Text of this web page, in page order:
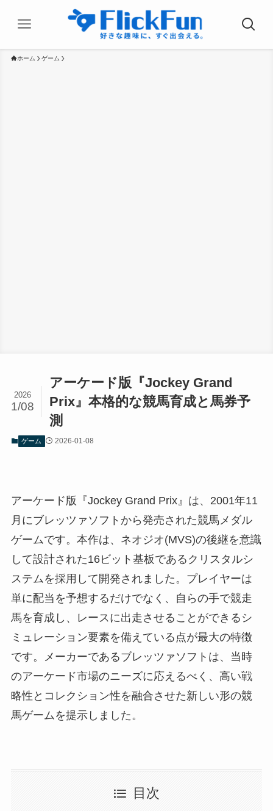
ホーム ゲーム
アーケード版『Jockey Grand
Prix』本格的な競馬育成と馬券予
測
2026
1/08
ゲーム 2026-01-08
アーケード版『Jockey Grand Prix』は、2001年11
月にブレッツァソフトから発売された競馬メダル
ゲームです。本作は、ネオジオ(MVS)の後継を意識
して設計された16ビット基板であるクリスタルシ
ステムを採用して開発されました。プレイヤーは
単に配当を予想するだけでなく、自らの手で競走
馬を育成し、レースに出走させることができるシ
ミュレーション要素を備えている点が最大の特徴
です。メーカーであるブレッツァソフトは、当時
のアーケード市場のニーズに応えるべく、高い戦
略性とコレクション性を融合させた新しい形の競
馬ゲームを提示しました。
目次